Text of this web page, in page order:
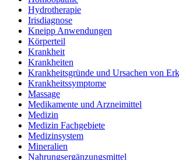
Hydrotherapie
Irisdiagnose
Kneipp Anwendungen
Körperteil
Krankheit
Krankheiten
Krankheitsgründe und Ursachen von
Krankheitssymptome
Massage
Medikamente und Arzneimittel
Medizin
Medizin Fachgebiete
Medizinsystem
Mineralien
Nahrungsergänzungsmittel